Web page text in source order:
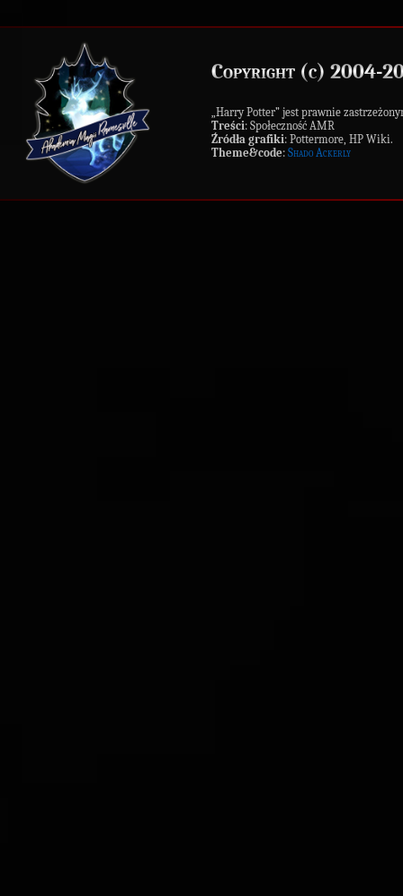
Copyright (c) 2004-
„Harry Potter” jest prawnie
Treści: Społeczność AMR
Źródła grafiki: Pottermore, HP Wiki.
Theme&code: Shado Ackerly